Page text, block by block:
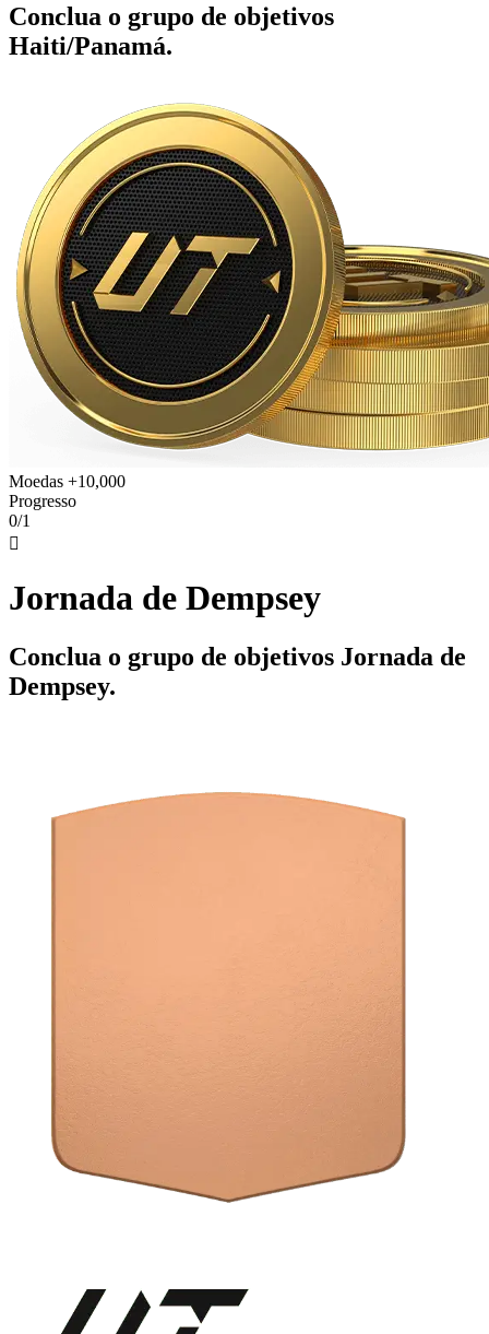
Conclua o grupo de objetivos
Haiti/Panamá.
Moedas +10,000
Progresso
0/1

Jornada de Dempsey
Conclua o grupo de objetivos Jornada de
Dempsey.